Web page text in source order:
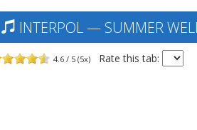
INTERPOL — SUMMER
4.6 / 5 (5x) Rate this tab: